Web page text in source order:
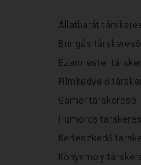
Állatbarát
Bringás társkereső
Ezermester
Filmkedvelő
Gamer társkereső
Humoros
Kertészkedő
Könyvmoly